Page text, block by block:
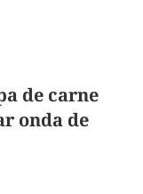
de carne
onda de